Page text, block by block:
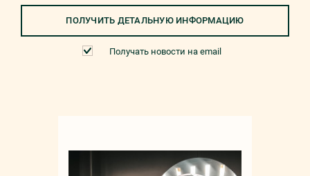
ПОЛУЧИТЬ ДЕТАЛЬНУЮ ИНФОРМАЦИЮ
Получать новости на email